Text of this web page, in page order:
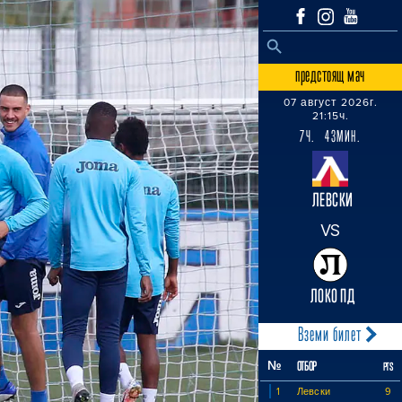
Search
SEARCH BUTTON
предстоящ мач
07 август 2026г.
21:15ч.
7Ч. 43МИН.
ЛЕВСКИ
VS
ЛОКО ПД
Вземи билет
№ ОТБОР PTS
1 Левски 9